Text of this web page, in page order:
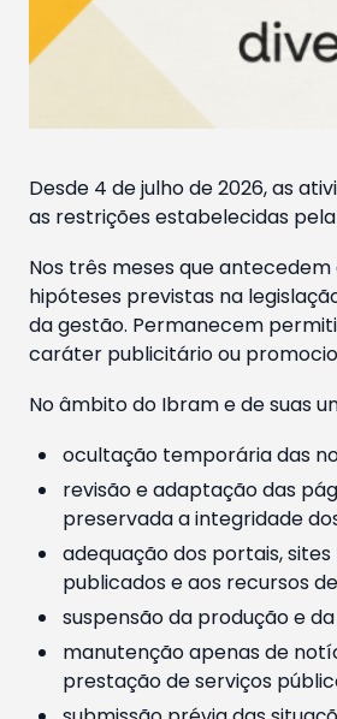
Desde 4 de julho de 2026, as
as restrições estabelecidas
Nos três meses que
hipóteses previstas na
da gestão. Permanecem
caráter publicitário ou
No âmbito do Ibram e de suas
ocultação temporária das
revisão e adaptação das
preservada a integridade
adequação dos portais,
publicados e aos recursos
suspensão da produção e
manutenção apenas de
prestação de serviços